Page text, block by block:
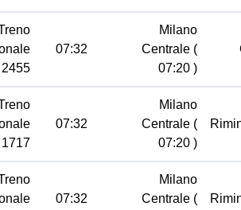
07:32
Milano
Centrale (
07:20 )
07:32
Milano
Centrale (
07:20 )
07:32
Milano
Centrale (